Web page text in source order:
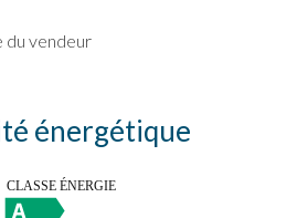
du vendeur
énergétique